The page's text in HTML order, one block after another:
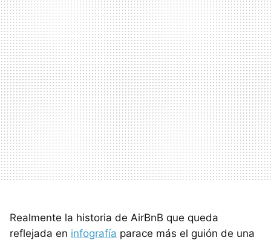
Realmente la historia de AirBnB que queda
reflejada en infografía parace más el guión de una